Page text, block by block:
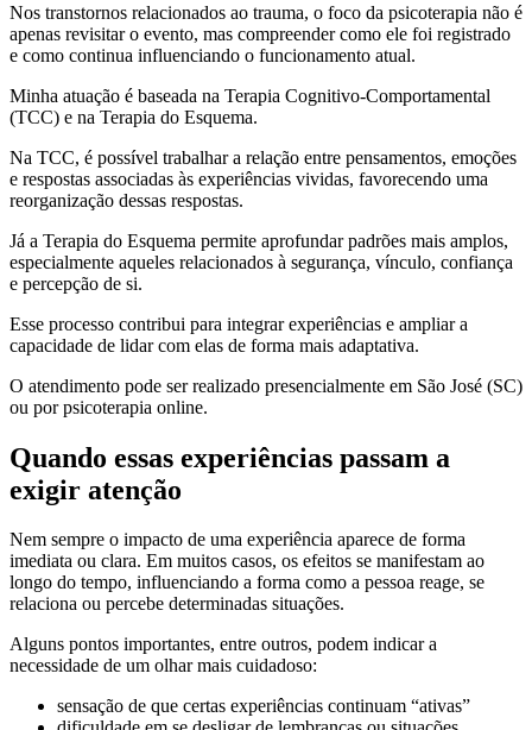
Nos transtornos relacionados ao trauma, o foco da psicoterapia não é
apenas revisitar o evento, mas compreender como ele foi registrado
e como continua influenciando o funcionamento atual.
Minha atuação é baseada na Terapia Cognitivo-Comportamental
(TCC) e na Terapia do Esquema.
Na TCC, é possível trabalhar a relação entre pensamentos, emoções
e respostas associadas às experiências vividas, favorecendo uma
reorganização dessas respostas.
Já a Terapia do Esquema permite aprofundar padrões mais amplos,
especialmente aqueles relacionados à segurança, vínculo, confiança
e percepção de si.
Esse processo contribui para integrar experiências e ampliar a
capacidade de lidar com elas de forma mais adaptativa.
O atendimento pode ser realizado presencialmente em São José (SC)
ou por psicoterapia online.
Quando essas experiências passam a
exigir atenção
Nem sempre o impacto de uma experiência aparece de forma
imediata ou clara. Em muitos casos, os efeitos se manifestam ao
longo do tempo, influenciando a forma como a pessoa reage, se
relaciona ou percebe determinadas situações.
Alguns pontos importantes, entre outros, podem indicar a
necessidade de um olhar mais cuidadoso:
sensação de que certas experiências continuam “ativas”